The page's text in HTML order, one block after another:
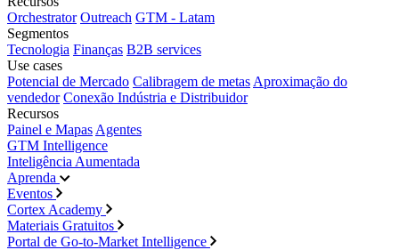
Orchestrator Outreach GTM - Latam
Segmentos
Tecnologia Finanças B2B services
Use cases
Potencial de Mercado Calibragem de metas Aproximação do
vendedor Conexão Indústria e Distribuidor
Recursos
Painel e Mapas Agentes
GTM Intelligence
Inteligência Aumentada
Aprenda
Eventos
Cortex Academy
Materiais Gratuitos
Portal de Go-to-Market Intelligence